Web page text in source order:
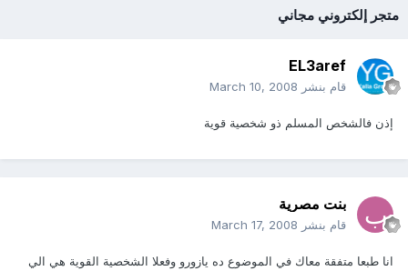
متجر إلكتروني مجاني
EL3aref
قام بنشر March 10, 2008
إذن فالشخص المسلم ذو شخصية قوية
بنت مصرية
قام بنشر March 17, 2008
انا طبعا متفقة معاك في الموضوع ده يازورو وفعلا الشخصية القوية هي الي